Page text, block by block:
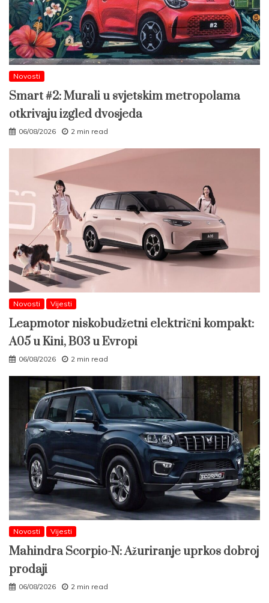
Novosti
Smart #2: Murali u svjetskim metropolama
otkrivaju izgled dvosjeda
06/08/2026 2 min read
Novosti Vijesti
Leapmotor niskobudžetni električni kompakt:
A05 u Kini, B03 u Evropi
06/08/2026 2 min read
Novosti Vijesti
Mahindra Scorpio-N: Ažuriranje uprkos dobroj
prodaji
06/08/2026 2 min read